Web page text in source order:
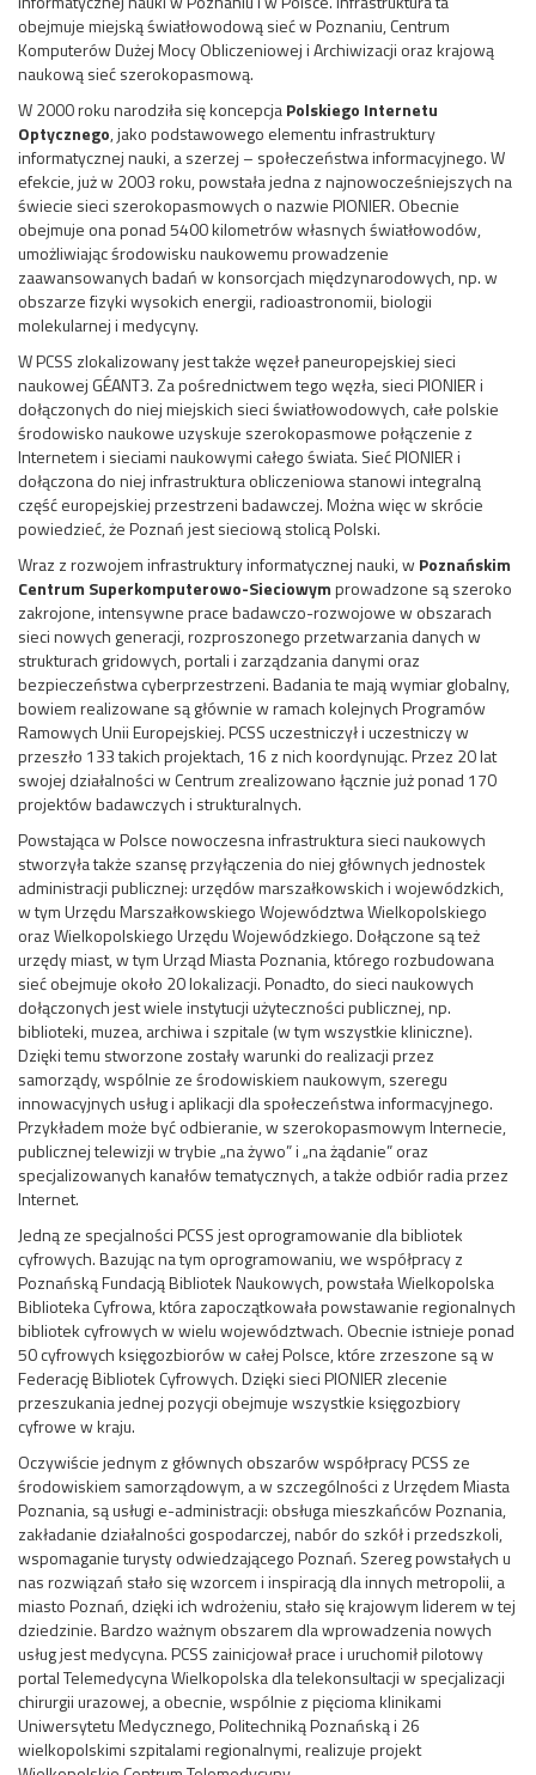
obejmuje miejską światłowodową sieć w Poznaniu, Centrum
Komputerów Dużej Mocy Obliczeniowej i Archiwizacji oraz krajową
naukową sieć szerokopasmową.
W 2000 roku narodziła się koncepcjaPolskiego Internetu
Optycznego, jako podstawowego elementu infrastruktury
informatycznej nauki, a szerzej – społeczeństwa informacyjnego. W
efekcie, już w 2003 roku, powstała jedna z najnowocześniejszych na
świecie sieci szerokopasmowych o nazwie PIONIER. Obecnie
obejmuje ona ponad 5400 kilometrów własnych światłowodów,
umożliwiając środowisku naukowemu prowadzenie
zaawansowanych badań w konsorcjach międzynarodowych, np. w
obszarze fizyki wysokich energii, radioastronomii, biologii
molekularnej i medycyny.
W PCSS zlokalizowany jest także węzeł paneuropejskiej sieci
naukowej GÉANT3. Za pośrednictwem tego węzła, sieci PIONIER i
dołączonych do niej miejskich sieci światłowodowych, całe polskie
środowisko naukowe uzyskuje szerokopasmowe połączenie z
Internetem i sieciami naukowymi całego świata. Sieć PIONIER i
dołączona do niej infrastruktura obliczeniowa stanowi integralną
część europejskiej przestrzeni badawczej. Można więc w skrócie
powiedzieć, że Poznań jest sieciową stolicą Polski.
Wraz z rozwojem infrastruktury informatycznej nauki, wPoznańskim
Centrum Superkomputerowo-Sieciowymprowadzone są szeroko
zakrojone, intensywne prace badawczo-rozwojowe w obszarach
sieci nowych generacji, rozproszonego przetwarzania danych w
strukturach gridowych, portali i zarządzania danymi oraz
bezpieczeństwa cyberprzestrzeni. Badania te mają wymiar globalny,
bowiem realizowane są głównie w ramach kolejnych Programów
Ramowych Unii Europejskiej. PCSS uczestniczył i uczestniczy w
przeszło 133 takich projektach, 16 z nich koordynując. Przez 20 lat
swojej działalności w Centrum zrealizowano łącznie już ponad 170
projektów badawczych i strukturalnych.
Powstająca w Polsce nowoczesna infrastruktura sieci naukowych
stworzyła także szansę przyłączenia do niej głównych jednostek
administracji publicznej: urzędów marszałkowskich i wojewódzkich,
w tym Urzędu Marszałkowskiego Województwa Wielkopolskiego
oraz Wielkopolskiego Urzędu Wojewódzkiego. Dołączone są też
urzędy miast, w tym Urząd Miasta Poznania, którego rozbudowana
sieć obejmuje około 20 lokalizacji. Ponadto, do sieci naukowych
dołączonych jest wiele instytucji użyteczności publicznej, np.
biblioteki, muzea, archiwa i szpitale (w tym wszystkie kliniczne).
Dzięki temu stworzone zostały warunki do realizacji przez
samorządy, wspólnie ze środowiskiem naukowym, szeregu
innowacyjnych usług i aplikacji dla społeczeństwa informacyjnego.
Przykładem może być odbieranie, w szerokopasmowym Internecie,
publicznej telewizji w trybie „na żywo” i „na żądanie” oraz
specjalizowanych kanałów tematycznych, a także odbiór radia przez
Internet.
Jedną ze specjalności PCSS jest oprogramowanie dla bibliotek
cyfrowych. Bazując na tym oprogramowaniu, we współpracy z
Poznańską Fundacją Bibliotek Naukowych, powstała Wielkopolska
Biblioteka Cyfrowa, która zapoczątkowała powstawanie regionalnych
bibliotek cyfrowych w wielu województwach. Obecnie istnieje ponad
50 cyfrowych księgozbiorów w całej Polsce, które zrzeszone są w
Federację Bibliotek Cyfrowych. Dzięki sieci PIONIER zlecenie
przeszukania jednej pozycji obejmuje wszystkie księgozbiory
cyfrowe w kraju.
Oczywiście jednym z głównych obszarów współpracy PCSS ze
środowiskiem samorządowym, a w szczególności z Urzędem Miasta
Poznania, są usługi e-administracji: obsługa mieszkańców Poznania,
zakładanie działalności gospodarczej, nabór do szkół i przedszkoli,
wspomaganie turysty odwiedzającego Poznań. Szereg powstałych u
nas rozwiązań stało się wzorcem i inspiracją dla innych metropolii, a
miasto Poznań, dzięki ich wdrożeniu, stało się krajowym liderem w tej
dziedzinie. Bardzo ważnym obszarem dla wprowadzenia nowych
usług jest medycyna. PCSS zainicjował prace i uruchomił pilotowy
portal Telemedycyna Wielkopolska dla telekonsultacji w specjalizacji
chirurgii urazowej, a obecnie, wspólnie z pięcioma klinikami
Uniwersytetu Medycznego, Politechniką Poznańską i 26
wielkopolskimi szpitalami regionalnymi, realizuje projekt